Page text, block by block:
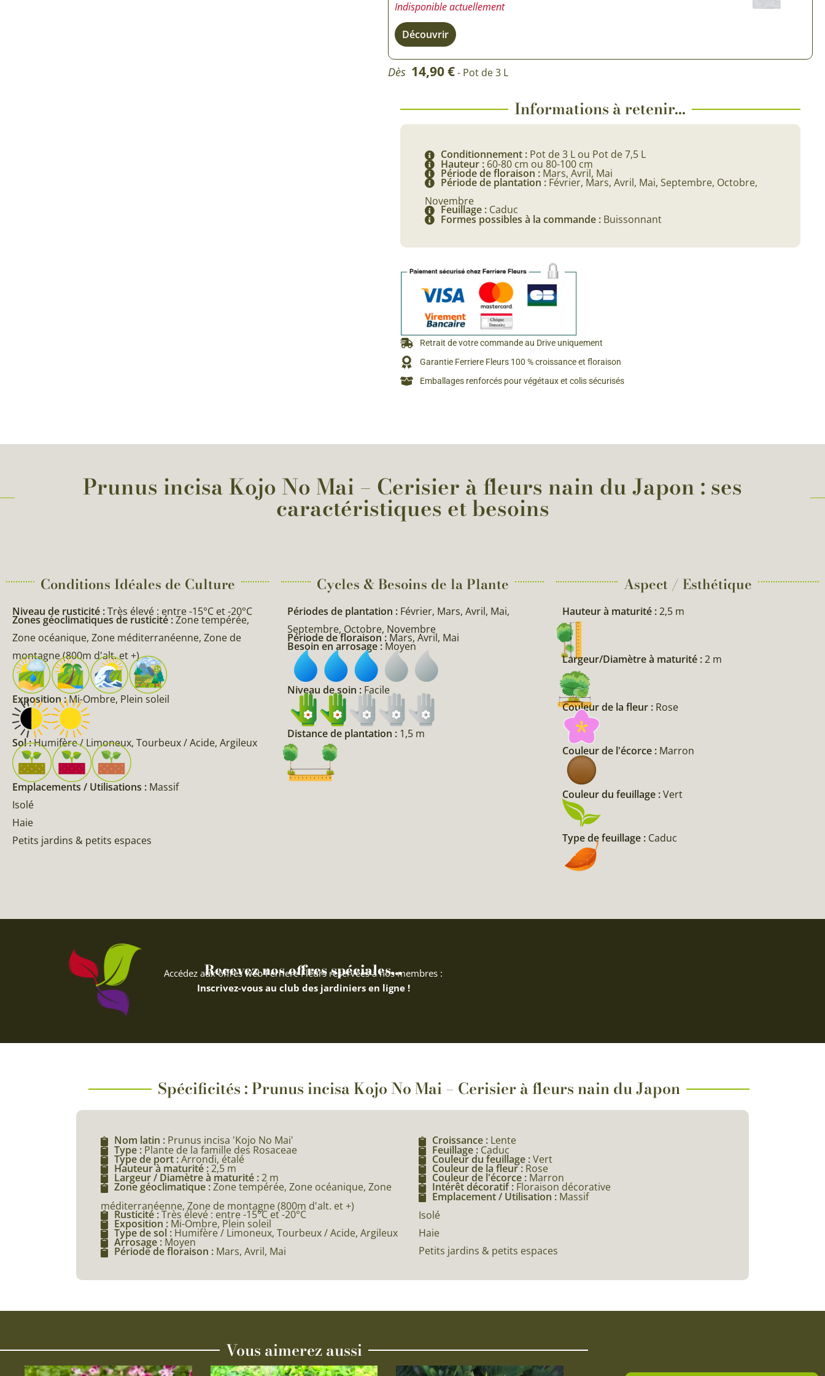
Bulbes du Potager
Indisponible actuellement
Découvrir
Dès 14,90€- Pot de 3 L
Informations à retenir...
Conditionnement : Pot de 3 L ou Pot de 7,5 L
Hauteur : 60-80 cm ou 80-100 cm
Période de floraison : Mars, Avril, Mai
Période de plantation : Février, Mars, Avril, Mai, Septembre, Octobre,
Novembre
Feuillage : Caduc
Formes possibles à la commande : Buissonnant
Retrait de votre commande au Drive uniquement
Garantie Ferriere Fleurs 100 % croissance et floraison
Emballages renforcés pour végétaux et colis sécurisés
Prunus incisa Kojo No Mai – Cerisier à fleurs nain du Japon : ses
caractéristiques et besoins
Conditions Idéales de Culture
Niveau de rusticité :Très élevé : entre -15°C et -20°C
Zones géoclimatiques de rusticité :Zone tempérée,
Zone océanique, Zone méditerranéenne, Zone de
montagne (800m d'alt. et +)
Exposition :Mi-Ombre, Plein soleil
Sol :Humifère / Limoneux, Tourbeux / Acide, Argileux
Emplacements / Utilisations : Massif
Isolé
Haie
Petits jardins & petits espaces
Cycles & Besoins de la Plante​
Périodes de plantation : Février, Mars, Avril, Mai,
Septembre, Octobre, Novembre
Période de floraison : Mars, Avril, Mai
Besoin en arrosage : Moyen
Niveau de soin :Facile
Distance de plantation : 1,5 m
Aspect / Esthétique
Hauteur à maturité :2,5 m
Largeur/Diamètre à maturité :2 m
Couleur de la fleur : Rose
Couleur de l'écorce : Marron
Couleur du feuillage :Vert
Type de feuillage : Caduc
Recevez nos offres spéciales...
Accédez aux offres web Ferriere Fleurs réservées à nos membres :
Inscrivez-vous au club des jardiniers en ligne !
Spécificités : Prunus incisa Kojo No Mai – Cerisier à fleurs nain du Japon
Nom latin : Prunus incisa 'Kojo No Mai'
Type : Plante de la famille des Rosaceae
Type de port :Arrondi, étalé
Hauteur à maturité :2,5 m
Largeur / Diamètre à maturité :2 m
Zone géoclimatique :Zone tempérée, Zone océanique, Zone
méditerranéenne, Zone de montagne (800m d'alt. et +)
Rusticité :Très élevé : entre -15°C et -20°C
Exposition : Mi-Ombre, Plein soleil
Type de sol : Humifère / Limoneux, Tourbeux / Acide, Argileux
Arrosage : Moyen
Période de floraison : Mars, Avril, Mai
Croissance : Lente
Feuillage : Caduc
Couleur du feuillage :Vert
Couleur de la fleur : Rose
Couleur de l'écorce : Marron
Intérêt décoratif : Floraison décorative
Emplacement / Utilisation : Massif
Isolé
Haie
Petits jardins & petits espaces
Vous aimerez aussi